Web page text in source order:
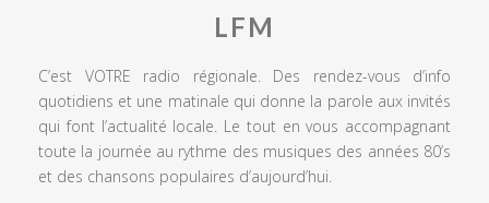
LFM
C’est VOTRE radio régionale. Des rendez-vous d’info
quotidiens et une matinale qui donne la parole aux invités
qui font l’actualité locale. Le tout en vous accompagnant
toute la journée au rythme des musiques des années 80’s
et des chansons populaires d’aujourd’hui.